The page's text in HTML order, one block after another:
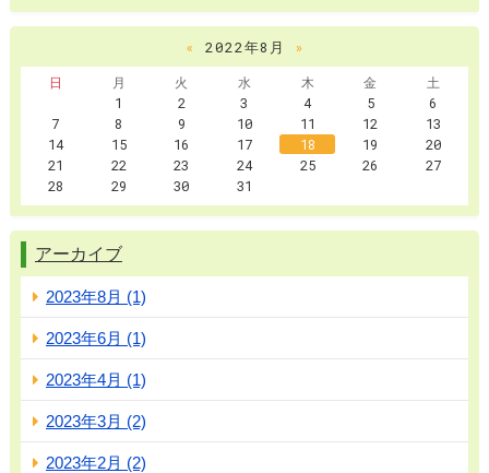
« 2022年8月
»
日
月 火 水 木 金
土
1
2 3 4 5
6
7
8 9 10 11 12
13
14
15 16 17 18 19
20
21
22 23 24 25 26
27
28
29 30 31
アーカイブ
2023年8月 (1)
2023年6月 (1)
2023年4月 (1)
2023年3月 (2)
2023年2月 (2)